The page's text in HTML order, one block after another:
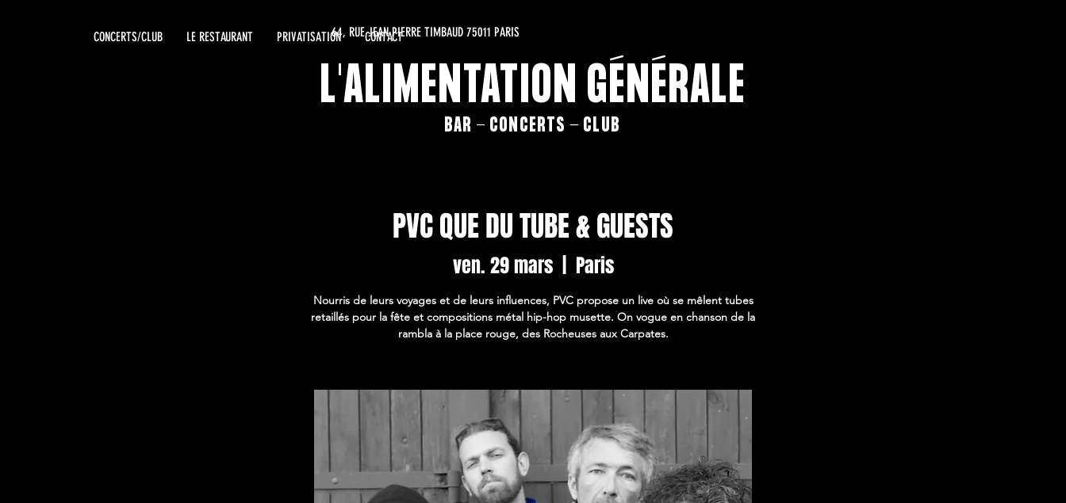
CONCERTS/CLUB LE RESTAURANT PRIVATISATION CONTACT
64, RUE JEAN PIERRE TIMBAUD 75011 PARIS
L'ALIMENTATION GÉNÉRALE
BAR - CONCERTS - CLUB
PVC QUE DU TUBE & GUESTS
ven. 29 mars
  |
Paris
Nourris de leurs voyages et de leurs influences, PVC propose un live où se mêlent tubes
retaillés pour la fête et compositions métal hip-hop musette. On vogue en chanson de la
rambla à la place rouge, des Rocheuses aux Carpates.